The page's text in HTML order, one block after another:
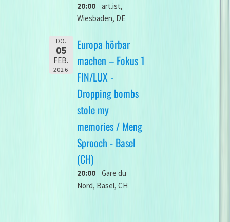
20:00
art.ist,
Wiesbaden, DE
DO.
05
FEB.
2026
Europa hörbar
machen – Fokus 1
FIN/LUX -
Dropping bombs
stole my
memories / Meng
Sprooch - Basel
(CH)
20:00
Gare du
Nord, Basel, CH